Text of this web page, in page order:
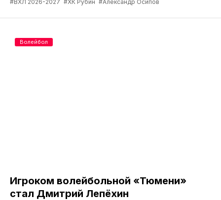
#ВХЛ 2026-2027 #ХК Рубин #Александр Осипов
Игроком волейбольной «Тюмени»
стал Дмитрий Лепёхин
Волейбол